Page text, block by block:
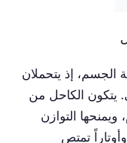
الجسم، إذ يتحملان
يتكون الكاحل من
التوازن
تمتص